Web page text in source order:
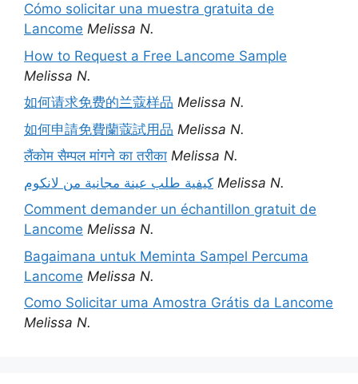
Cómo solicitar una muestra gratuita de
Lancome Melissa N.
How to Request a Free Lancome Sample
Melissa N.
如何请求免费的兰蔻样品 Melissa N.
如何申請免費蘭蔻試用品 Melissa N.
लैंकोम सैम्पल मांगने का तरीका Melissa N.
كيفية طلب عينة مجانية من لانكوم Melissa N.
Comment demander un échantillon gratuit de
Lancome Melissa N.
Bagaimana untuk Meminta Sampel Percuma
Lancome Melissa N.
Como Solicitar uma Amostra Grátis da Lancome
Melissa N.